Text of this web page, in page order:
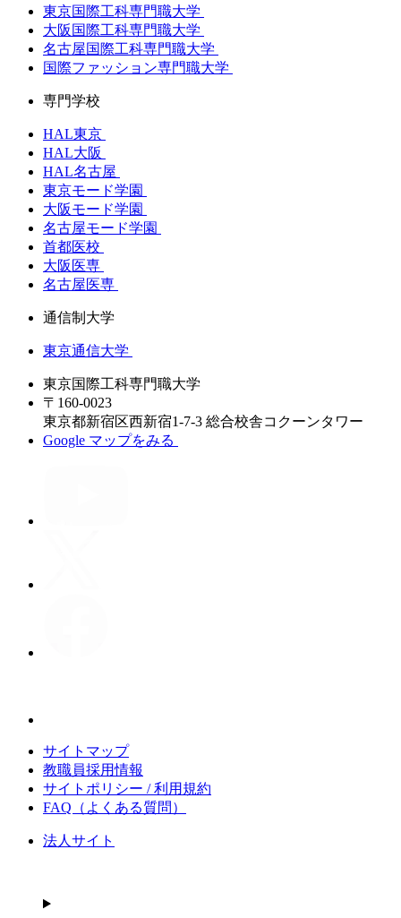
東京国際工科専門職大学
大阪国際工科専門職大学
名古屋国際工科専門職大学
国際ファッション専門職大学
専門学校
HAL東京
HAL大阪
HAL名古屋
東京モード学園
大阪モード学園
名古屋モード学園
首都医校
大阪医専
名古屋医専
通信制大学
東京通信大学
東京国際工科専門職大学
〒160-0023
東京都新宿区西新宿1-7-3 総合校舎コクーンタワー
Google マップをみる
サイトマップ
教職員採用情報
サイトポリシー / 利用規約
FAQ（よくある質問）
法人サイト